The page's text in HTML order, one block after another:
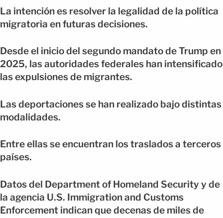
La intención es resolver la legalidad de la política
migratoria en futuras decisiones.
Desde el inicio del segundo mandato de Trump en
2025, las autoridades federales han intensificado
las expulsiones de migrantes.
Las deportaciones se han realizado bajo distintas
modalidades.
Entre ellas se encuentran los traslados a terceros
países.
Datos del Department of Homeland Security y de
la agencia U.S. Immigration and Customs
Enforcement indican que decenas de miles de